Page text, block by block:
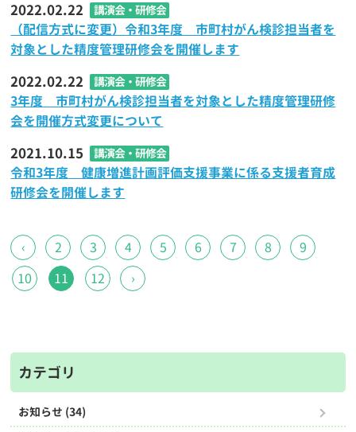
2022.02.22 講演会・研修会
（配信方式に変更）令和3年度 市町村がん検診担当者を
対象とした精度管理研修会を開催します
2022.02.22 講演会・研修会
3年度 市町村がん検診担当者を対象とした精度管理研修
会を開催方式変更について
2021.10.15 講演会・研修会
令和3年度 健康増進計画評価支援事業に係る支援者育成
研修会を開催します
‹ 2 3 4 5 6 7 8
9
10
11 12 ›
カテゴリ
お知らせ (34)